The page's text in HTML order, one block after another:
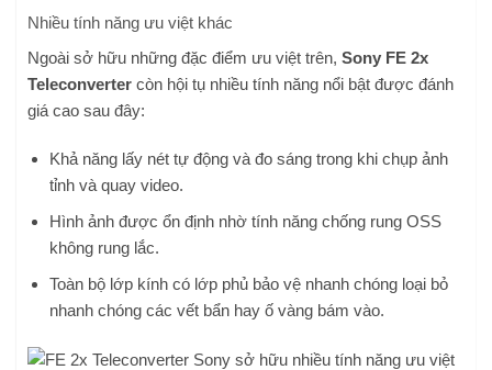
Nhiều tính năng ưu việt khác
Ngoài sở hữu những đặc điểm ưu việt trên, Sony FE 2x
Teleconverter còn hội tụ nhiều tính năng nổi bật được đánh
giá cao sau đây:
Khả năng lấy nét tự động và đo sáng trong khi chụp ảnh
tỉnh và quay video.
Hình ảnh được ổn định nhờ tính năng chống rung OSS
không rung lắc.
Toàn bộ lớp kính có lớp phủ bảo vệ nhanh chóng loại bỏ
nhanh chóng các vết bẩn hay ố vàng bám vào.